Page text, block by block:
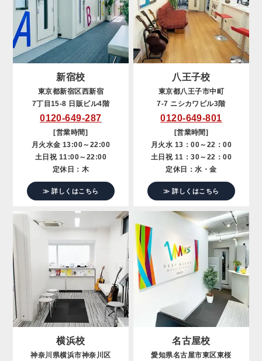
新宿校
東京都新宿区西新宿
7丁目15-8 日販ビル4階
0120-649-287
[営業時間]
月火水金 13:00～22:00
土日祝 11:00～22:00
定休日：木
≫ 詳しくはこちら
八王子校
東京都八王子市中町
7-7 ニシカワビル3階
0120-649-801
[営業時間]
月火水 13：00～22：00
土日祝 11：30～22：00
定休日：水・金
≫ 詳しくはこちら
横浜校
神奈川県横浜市神奈川区
名古屋校
愛知県名古屋市東区東桜